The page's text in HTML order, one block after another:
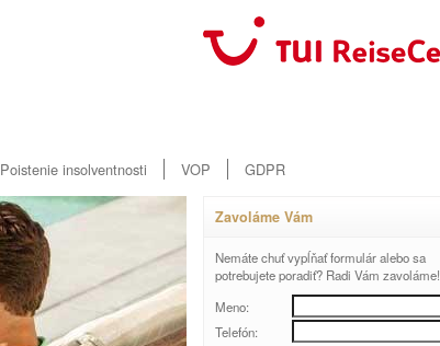
Poistenie insolventnosti VOP GDPR
Zavoláme Vám
Nemáte chuť vypĺňať formulár alebo sa
potrebujete poradiť? Radi Vám zavoláme!
Meno:
Telefón: